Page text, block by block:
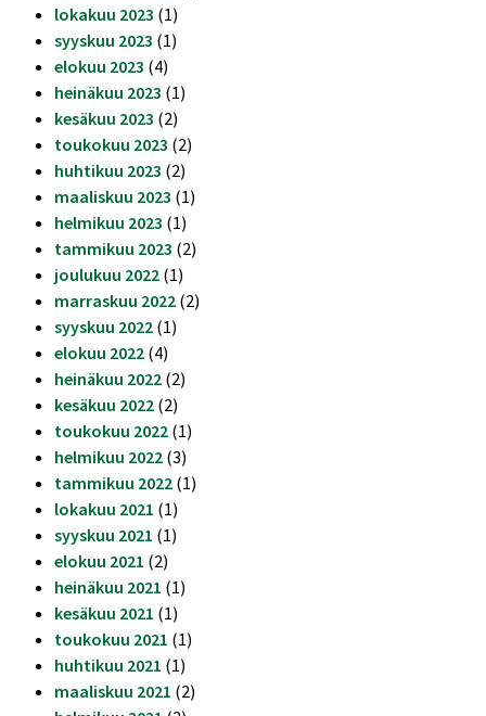
lokakuu 2023 (1)
syyskuu 2023 (1)
elokuu 2023 (4)
heinäkuu 2023 (1)
kesäkuu 2023 (2)
toukokuu 2023 (2)
huhtikuu 2023 (2)
maaliskuu 2023 (1)
helmikuu 2023 (1)
tammikuu 2023 (2)
joulukuu 2022 (1)
marraskuu 2022 (2)
syyskuu 2022 (1)
elokuu 2022 (4)
heinäkuu 2022 (2)
kesäkuu 2022 (2)
toukokuu 2022 (1)
helmikuu 2022 (3)
tammikuu 2022 (1)
lokakuu 2021 (1)
syyskuu 2021 (1)
elokuu 2021 (2)
heinäkuu 2021 (1)
kesäkuu 2021 (1)
toukokuu 2021 (1)
huhtikuu 2021 (1)
maaliskuu 2021 (2)